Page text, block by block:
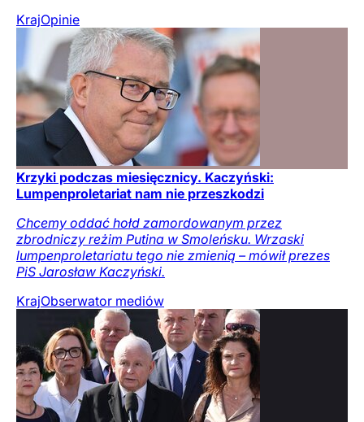
KrajOpinie
Krzyki podczas miesięcznicy. Kaczyński:
Lumpenproletariat nam nie przeszkodzi
Chcemy oddać hołd zamordowanym przez
zbrodniczy reżim Putina w Smoleńsku. Wrzaski
lumpenproletariatu tego nie zmienią – mówił prezes
PiS Jarosław Kaczyński.
KrajObserwator mediów